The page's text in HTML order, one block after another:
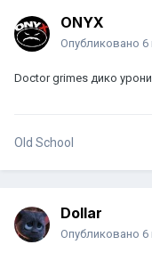
ONYX
Опубликовано 6
Doctor grimes дико
Old School
Dollar
Опубликовано 6